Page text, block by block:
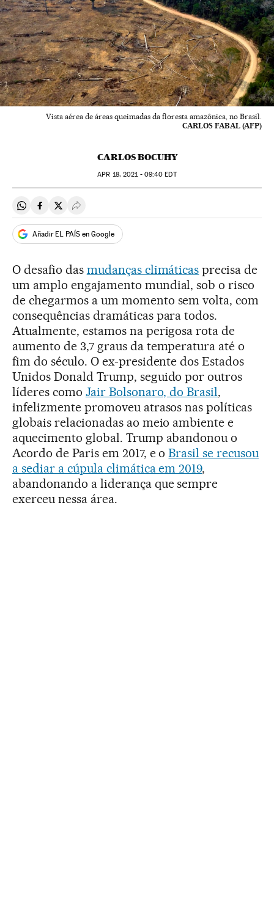
Vista aérea de áreas queimadas da floresta amazônica, no Brasil.
CARLOS FABAL (AFP)
CARLOS BOCUHY
APR 18, 2021 - 09:40 EDT
Compartir en Whatsapp
Compartir en Facebook
Compartir en Twitter
Desplegar Redes Sociales
Añadir EL PAÍS en Google
O desafio das mudanças climáticas precisa de
um amplo engajamento mundial, sob o risco
de chegarmos a um momento sem volta, com
consequências dramáticas para todos.
Atualmente, estamos na perigosa rota de
aumento de 3,7 graus da temperatura até o
fim do século. O ex-presidente dos Estados
Unidos Donald Trump, seguido por outros
líderes como Jair Bolsonaro, do Brasil,
infelizmente promoveu atrasos nas políticas
globais relacionadas ao meio ambiente e
aquecimento global. Trump abandonou o
Acordo de Paris em 2017, e oBrasil se recusou
a sediar a cúpula climática em 2019,
abandonando a liderança que sempre
exerceu nessa área.